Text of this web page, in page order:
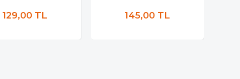
129,00 TL 145,00 TL